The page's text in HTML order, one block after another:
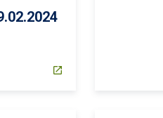
open_in_new